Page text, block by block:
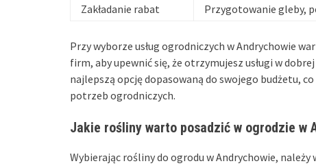
Zakładanie rabat
Przygotowanie gleby,
Przy wyborze usług ogrodniczych w Andrychowie
firm, aby upewnić się, że otrzymujesz usługi w
najlepszą opcję dopasowaną do swojego budżetu,
potrzeb ogrodniczych.
Jakie rośliny warto posadzić w ogrodzie w
Wybierając rośliny do ogrodu w Andrychowie,